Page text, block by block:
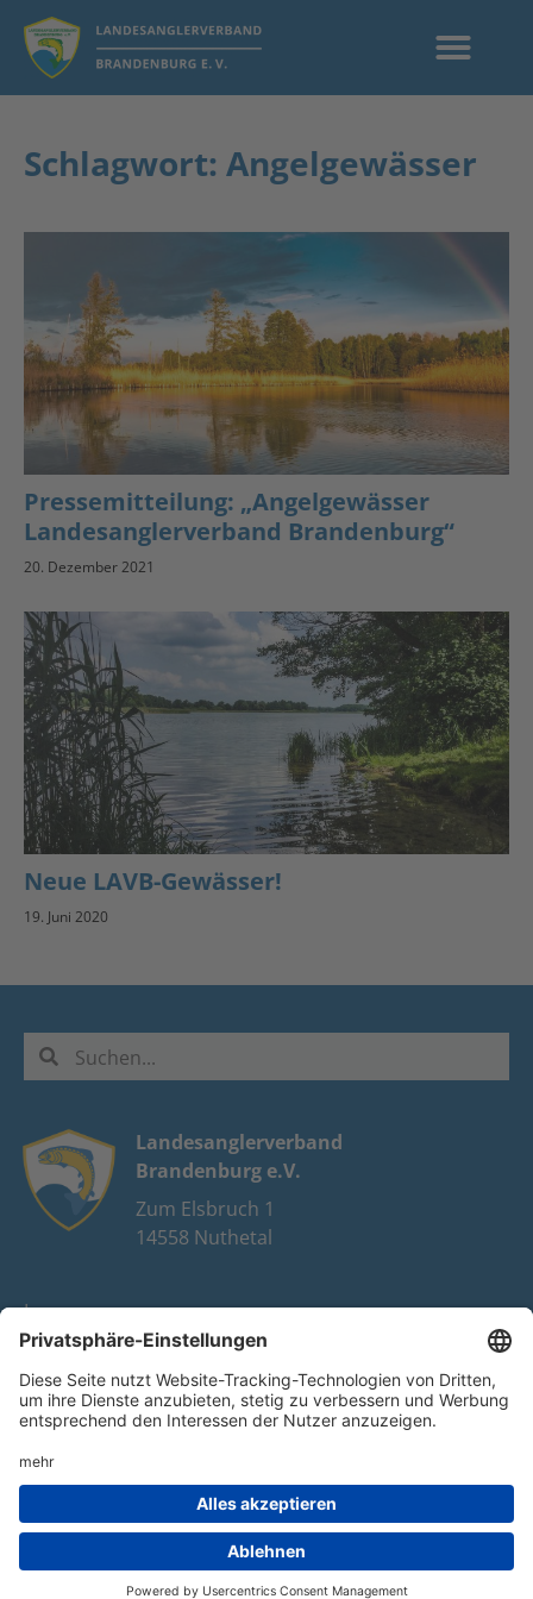
Schlagwort: Angelgewässer
Pressemitteilung: „Angelgewässer
Landesanglerverband Brandenburg“
20. Dezember 2021
Neue LAVB-Gewässer!
19. Juni 2020
Landesanglerverband
Brandenburg e.V.
Zum Elsbruch 1
14558 Nuthetal
Impressum
Datenschutz
FAQ